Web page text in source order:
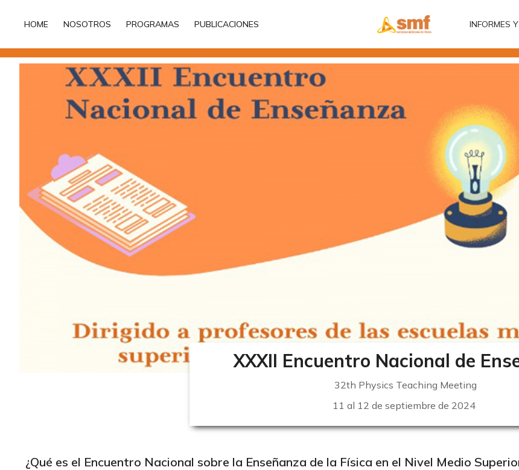
HOME NOSOTROS PROGRAMAS PUBLICACIONES INFORMES
XXXII Encuentro Nacional de
32th Physics Teaching Meeting
11 al 12 de septiembre de 2024
¿Qué es el Encuentro Nacional sobre la Enseñanza de la Física en el Nivel Medio